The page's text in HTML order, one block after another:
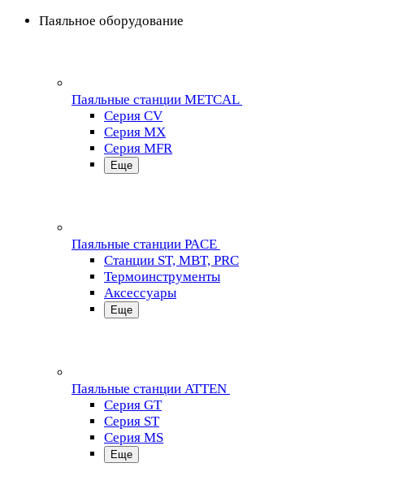
Паяльное оборудование
Паяльные станции METCAL
Серия CV
Серия MX
Серия MFR
Еще
Паяльные станции PACE
Станции ST, MBT, PRC
Термоинструменты
Аксессуары
Еще
Паяльные станции ATTEN
Серия GT
Серия ST
Серия MS
Еще